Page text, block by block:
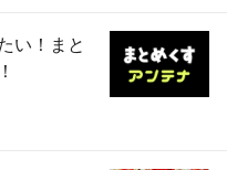
い！まと